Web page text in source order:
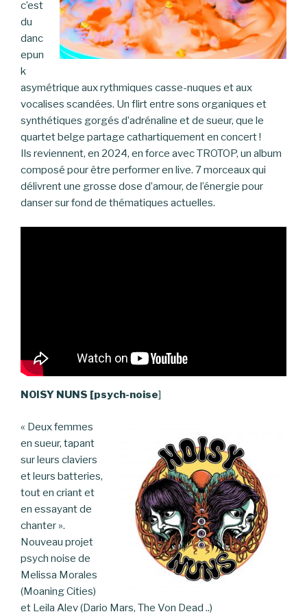
c’est
du
danc
epun
k
asymétrique aux rythmiques casse-nuques et aux
vocalises scandées. Un flirt entre sons organiques et
synthétiques gorgés d’adrénaline et de sueur, que le
quartet belge partage cathartiquement en concert !
Ils reviennent, en 2024, en force avec TROTOP, un album
composé pour être performer en live. 7 morceaux qui
délivrent une grosse dose d’amour, de l’énergie pour
danser sur fond de thématiques actuelles.
NOISY NUNS [psych-noise]
« Deux femmes
en sueur, tapant
sur leurs claviers
et leurs batteries,
tout en criant et
en essayant de
chanter ».
Nouveau projet
psych noise de
Melissa Morales
(Moaning Cities)
et Leila Alev (Dario Mars, The Von Dead ..)